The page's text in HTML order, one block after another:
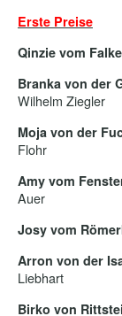
Erste Preise
Qinzie vom
Branka von der
Wilhelm Ziegler
Moja von der
Flohr
Amy vom
Auer
Josy vom
Arron von der
Liebhart
Birko von